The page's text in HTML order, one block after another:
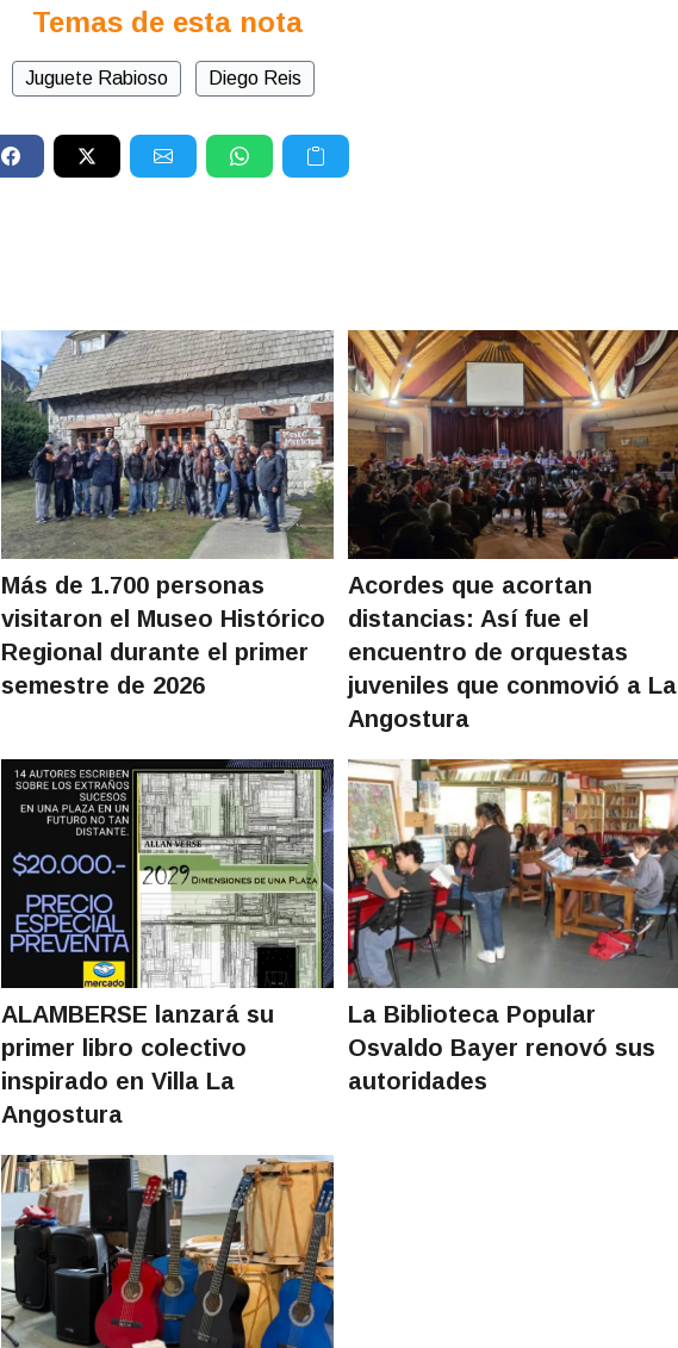
Temas de esta nota
Juguete Rabioso Diego Reis
Más de 1.700 personas
visitaron el Museo Histórico
Regional durante el primer
semestre de 2026
Acordes que acortan
distancias: Así fue el
encuentro de orquestas
juveniles que conmovió a La
Angostura
ALAMBERSE lanzará su
primer libro colectivo
inspirado en Villa La
Angostura
La Biblioteca Popular
Osvaldo Bayer renovó sus
autoridades